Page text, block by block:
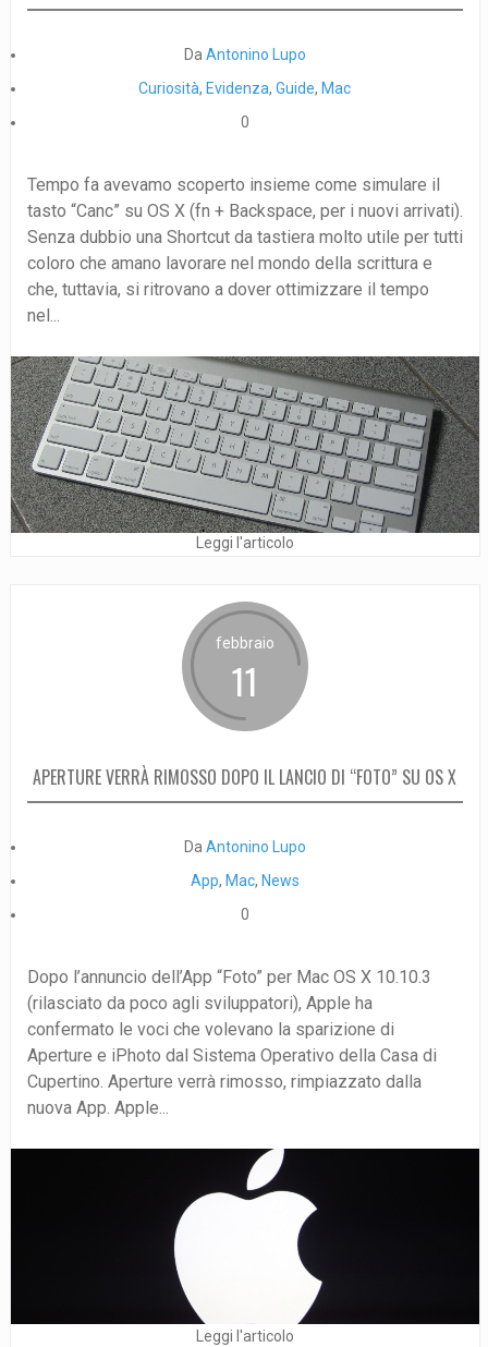
DaAntonino Lupo
Curiosità, Evidenza,Guide, Mac
0
Tempo fa avevamo scoperto insieme come simulare il
tasto “Canc” su OS X (fn + Backspace, per i nuovi arrivati).
Senza dubbio una Shortcut da tastiera molto utile per tutti
coloro che amano lavorare nel mondo della scrittura e
che, tuttavia, si ritrovano a dover ottimizzare il tempo
nel...
Leggi l'articolo
febbraio
11
APERTURE VERRÀ RIMOSSO DOPO IL LANCIO DI “FOTO” SU OS X
Da Antonino Lupo
App, Mac, News
0
Dopo l’annuncio dell’App “Foto” per Mac OS X 10.10.3
(rilasciato da poco agli sviluppatori), Apple ha
confermato le voci che volevano la sparizione di
Aperture e iPhoto dal Sistema Operativo della Casa di
Cupertino. Aperture verrà rimosso, rimpiazzato dalla
nuova App. Apple...
Leggi l'articolo